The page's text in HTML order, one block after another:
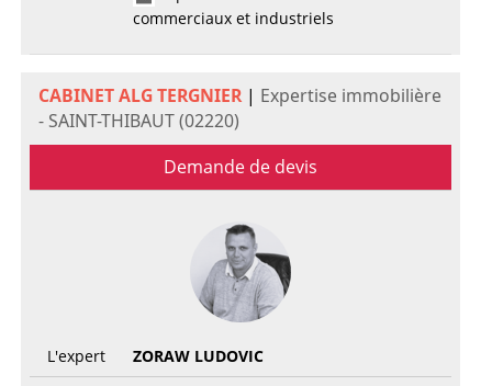
commerciaux et industriels
CABINET ALG TERGNIER| Expertise immobilière
- SAINT-THIBAUT (02220)
Demande de devis
L'expert
ZORAW LUDOVIC